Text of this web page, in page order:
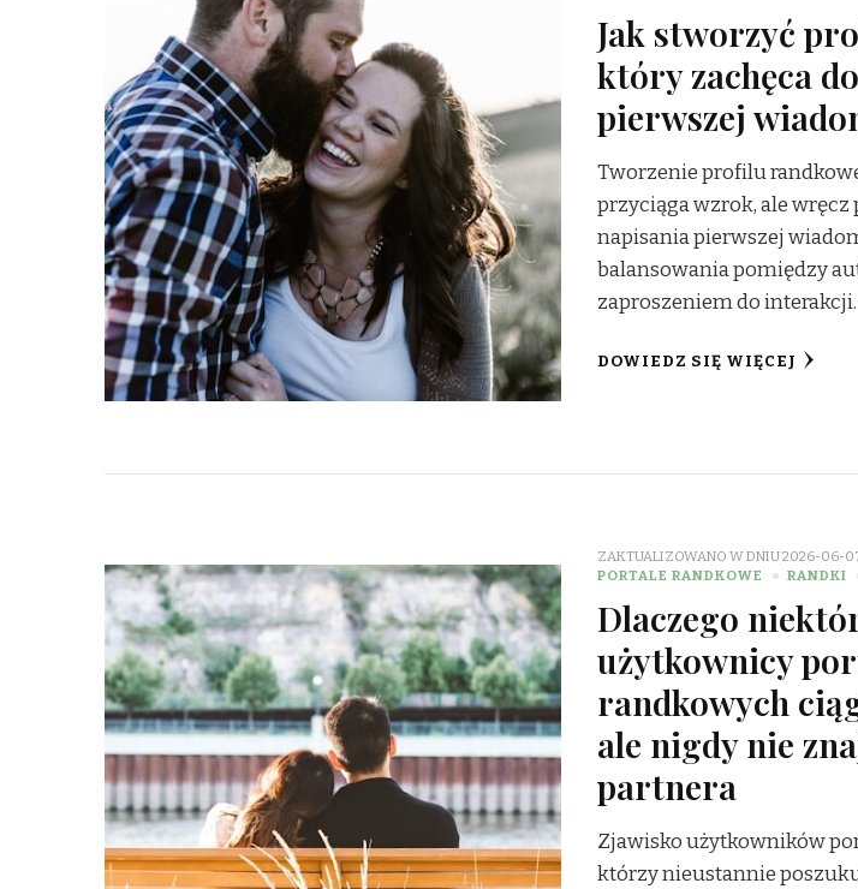
Jak stworzyć
który zachęca
pierwszej
Tworzenie profilu
przyciąga wzrok, ale
napisania pierwszej
balansowania pomiędzy
zaproszeniem do
DOWIEDZ SIĘ WIĘCEJ
ZAKTUALIZOWANO W DNIU2026-06-
PORTALE RANDKOWE
RANDKI
Dlaczego
użytkownicy
randkowych
ale nigdy nie
partnera
Zjawisko użytkowników
którzy nieustannie